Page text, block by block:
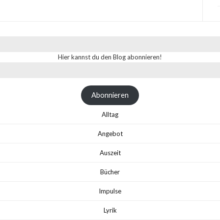
Hier kannst du den Blog abonnieren!
Abonnieren
Alltag
Angebot
Auszeit
Bücher
Impulse
Lyrik